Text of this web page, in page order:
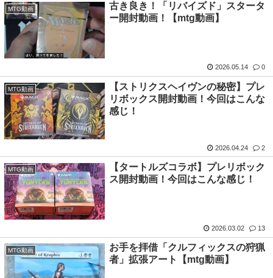
MTG動画
古き良き！「リバイズド」スタータ
ー開封動画！【mtg動画】
2026.05.14 0
MTG動画
【ストリクスヘイヴンの秘密】プレ
リボックス開封動画！今回はこんな
感じ！
2026.04.24 2
MTG動画
【タートルズコラボ】プレリボック
ス開封動画！今回はこんな感じ！
2026.03.02 13
MTG動画
お手を拝借「クルフィックスの狩猟
者」拡張アート【mtg動画】